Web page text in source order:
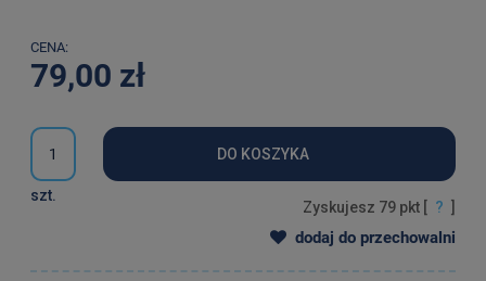
CENA:
79,00 zł
szt.
DO KOSZYKA
Zyskujesz 79pkt [ ?
dodaj do przechowalni